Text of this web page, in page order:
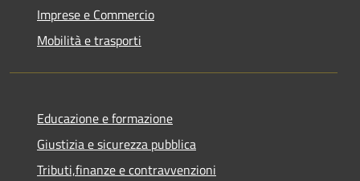
Imprese e Commercio
Mobilità e trasporti
Educazione e formazione
Giustizia e sicurezza pubblica
Tributi,finanze e contravvenzioni